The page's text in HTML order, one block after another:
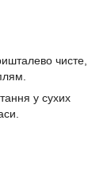
чисте,
у сухих